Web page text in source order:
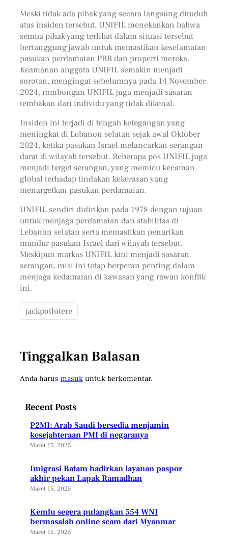
Meski tidak ada pihak yang secara langsung dituduh
atas insiden tersebut, UNIFIL menekankan bahwa
semua pihak yang terlibat dalam situasi tersebut
bertanggung jawab untuk memastikan keselamatan
pasukan perdamaian PBB dan properti mereka.
Keamanan anggota UNIFIL semakin menjadi
sorotan, mengingat sebelumnya pada 14 November
2024, rombongan UNIFIL juga menjadi sasaran
tembakan dari individu yang tidak dikenal.
Insiden ini terjadi di tengah ketegangan yang
meningkat di Lebanon selatan sejak awal Oktober
2024, ketika pasukan Israel melancarkan serangan
darat di wilayah tersebut. Beberapa pos UNIFIL juga
menjadi target serangan, yang memicu kecaman
global terhadap tindakan kekerasan yang
menargetkan pasukan perdamaian.
UNIFIL sendiri didirikan pada 1978 dengan tujuan
untuk menjaga perdamaian dan stabilitas di
Lebanon selatan serta memastikan penarikan
mundur pasukan Israel dari wilayah tersebut.
Meskipun markas UNIFIL kini menjadi sasaran
serangan, misi ini tetap berperan penting dalam
menjaga kedamaian di kawasan yang rawan konflik
ini.
jackpotlotere
Tinggalkan Balasan
Anda harus masukuntuk berkomentar.
Recent Posts
P2MI: Arab Saudi bersedia menjamin
kesejahteraan PMI di negaranya
Maret 15, 2025
Imigrasi Batam hadirkan layanan paspor
akhir pekan Lapak Ramadhan
Maret 15, 2025
Kemlu segera pulangkan 554 WNI
bermasalah online scam dari Myanmar
Maret 15, 2025